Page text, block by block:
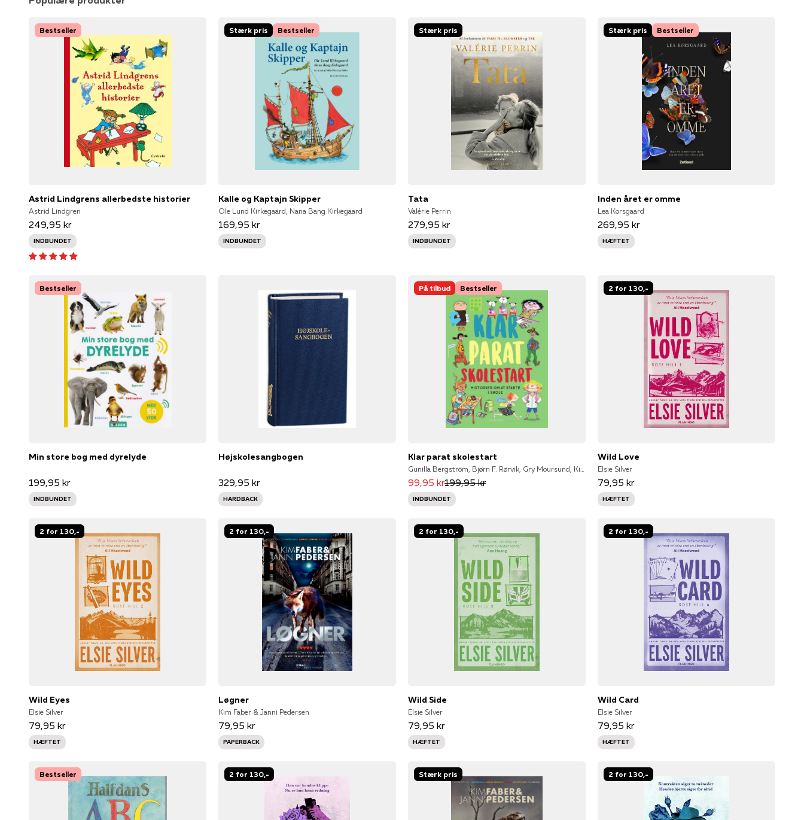
Bestseller
Astrid Lindgrens allerbedste historier
Astrid Lindgren
249,95 kr
INDBUNDET
Stærk pris Bestseller
Kalle og Kaptajn Skipper
Ole Lund Kirkegaard, Nana Bang Kirkegaard
169,95 kr
INDBUNDET
Stærk pris
Tata
Valérie Perrin
279,95 kr
INDBUNDET
Stærk pris Bestseller
Inden året er omme
Lea Korsgaard
269,95 kr
HÆFTET
Bestseller
Min store bog med dyrelyde
199,95 kr
INDBUNDET
Højskolesangbogen
329,95 kr
HARDBACK
På tilbud Bestseller
Klar parat skolestart
Gunilla Bergström, Bjørn F. Rørvik, Gry Moursund, Kim Fupz Aakeson, Niels Bo Bojesen, Eva Eriksson, Anne Sofie Hammer, Dina Gellert, Lars Daneskov, Zarah Juul, Ole Lund Kirkegaard
99,95 kr199,95 kr
INDBUNDET
2 for 130,-
Wild Love
Elsie Silver
79,95 kr
HÆFTET
2 for 130,-
Wild Eyes
Elsie Silver
79,95 kr
HÆFTET
2 for 130,-
Løgner
Kim Faber & Janni Pedersen
79,95 kr
PAPERBACK
2 for 130,-
Wild Side
Elsie Silver
79,95 kr
HÆFTET
2 for 130,-
Wild Card
Elsie Silver
79,95 kr
HÆFTET
Bestseller 2 for 130,- Stærk pris 2 for 130,-